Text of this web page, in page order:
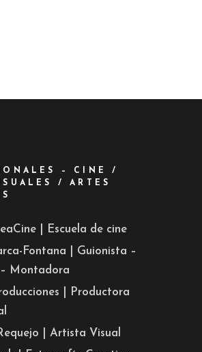
– CINE /
/ ARTES
| Escuela de cine
Fontana | Guionista –
Montadora
| Productora
| Artista Visual